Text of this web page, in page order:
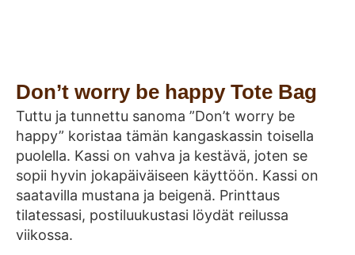
Don’t worry be happy Tote Bag
Tuttu ja tunnettu sanoma ”Don’t worry be
happy” koristaa tämän kangaskassin toisella
puolella. Kassi on vahva ja kestävä, joten se
sopii hyvin jokapäiväiseen käyttöön. Kassi on
saatavilla mustana ja beigenä. Printtaus
tilatessasi, postiluukustasi löydät reilussa
viikossa.